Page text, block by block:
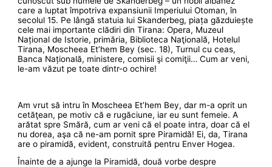
care a luptat împotriva expansiunii Imperiului Otoman, în
secolul 15. Pe lângă statuia lui Skanderbeg, piața găzduiește
cele mai importante clădiri din Tirana: Opera, Muzeul
Național de Istorie, primăria, Biblioteca Naţională, Hotelul
Tirana, Moscheea Et’hem Bey (sec. 18), Turnul cu ceas,
Banca Națională, ministere, comisii şi comiţii… Cum ar veni,
le-am văzut pe toate dintr-o ochire!
Am vrut să intru în Moscheea Et’hem Bey, dar m-a oprit un
cetăţean, pe motiv că e rugăciune, iar eu sunt femeie. A
arătat spre Smără, cum ar veni că el poate intra, doar că el
nu dorea, aşa că ne-am pornit spre Piramidă! Ei, da, Tirana
are o piramidă, evident, construită pentru Enver Hogea.
Înainte de a ajunge la Piramidă, două vorbe despre